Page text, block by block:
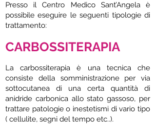
Presso il Centro Medico Sant’Angela è
possibile eseguire le seguenti tipologie di
trattamento:
CARBOSSITERAPIA
La carbossiterapia è una tecnica che
consiste della somministrazione per via
sottocutanea di una certa quantità di
anidride carbonica allo stato gassoso, per
trattare patologie o inestetismi di vario tipo
( cellulite, segni del tempo etc..).